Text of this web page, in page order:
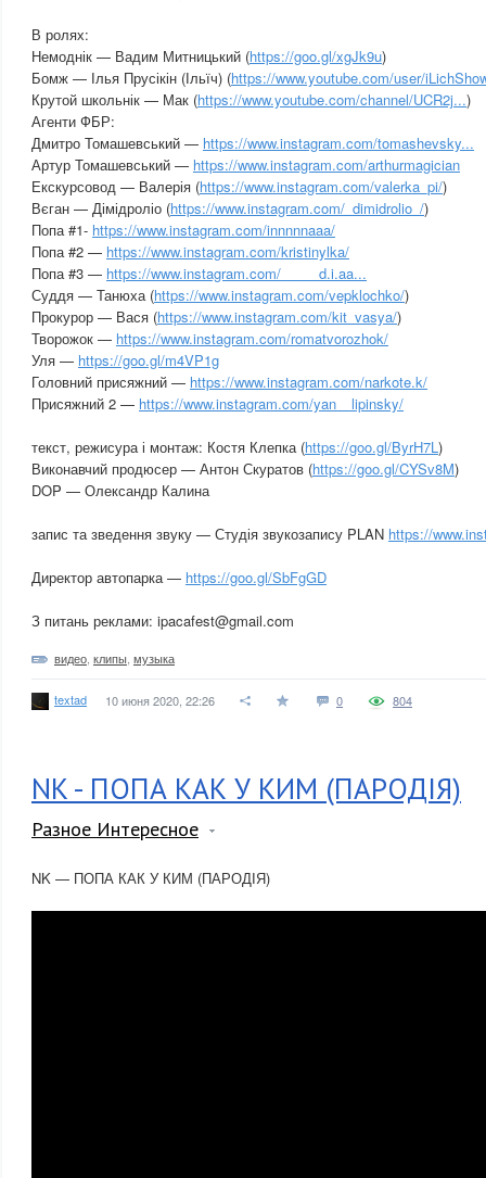
В ролях:
Немоднік — Вадим Митницький (https://goo.gl/xgJk9u)
Бомж — Ілья Прусікін (Ільїч) (https://www.youtube.com/user/
Крутой школьнік — Мак (https://www.youtube.com/channel/UCR2j...)
Агенти ФБР:
Дмитро Томашевський — https://www.instagram.com/tomashevsky...
Артур Томашевський — https://www.instagram.com/arthurmagician
Екскурсовод — Валерія (https://www.instagram.com/valerka_pi/)
Вєган — Дімідроліо (https://www.instagram.com/_dimidrolio_/)
Попа #1- https://www.instagram.com/innnnnaaa/
Попа #2 — https://www.instagram.com/kristinylka/
Попа #3 — https://www.instagram.com/_____d.i.aa...
Суддя — Танюха (https://www.instagram.com/vepklochko/)
Прокурор — Вася (https://www.instagram.com/kit_vasya/)
Творожок — https://www.instagram.com/romatvorozhok/
Уля — https://goo.gl/m4VP1g
Головний присяжний — https://www.instagram.com/narkote.k/
Присяжний 2 — https://www.instagram.com/yan__lipinsky/
текст, режисура і монтаж: Костя Клепка (https://goo.gl/ByrH7L)
Виконавчий продюсер — Антон Скуратов (https://goo.gl/CYSv8M)
DOP — Олександр Калина
запис та зведення звуку — Студія звукозапису PLAN https://
Директор автопарка — https://goo.gl/SbFgGD
З питань реклами: ipacafest@gmail.com
видео клипы музыка
textad 10 июня 2020, 22:26 0 804
NK - ПОПА КАК У КИМ (ПАРОДІЯ)
Разное Интересное
NK — ПОПА КАК У КИМ (ПАРОДІЯ)